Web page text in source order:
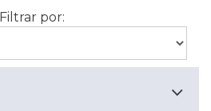
Filtrar por: